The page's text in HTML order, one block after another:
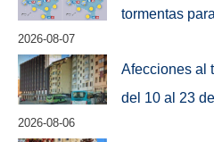
tormentas
2026-08-07
Afecciones al
del 10 al 23
2026-08-06